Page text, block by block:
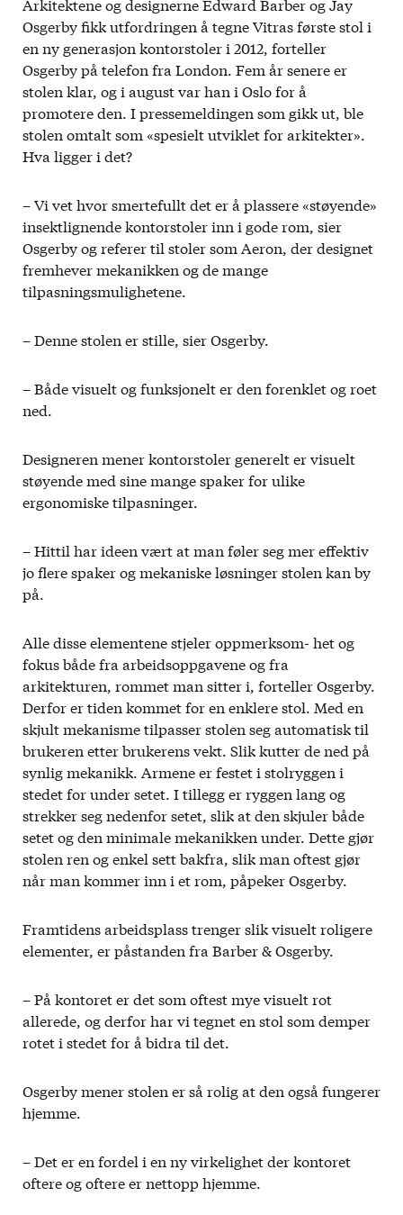
Osgerby fikk utfordringen å tegne Vitras første stol i
en ny generasjon kontorstoler i 2012, forteller
Osgerby på telefon fra London. Fem år senere er
stolen klar, og i august var han i Oslo for å
promotere den. I pressemeldingen som gikk ut, ble
stolen omtalt som «spesielt utviklet for arkitekter».
Hva ligger i det?
– Vi vet hvor smertefullt det er å plassere «støyende»
insektlignende kontorstoler inn i gode rom, sier
Osgerby og referer til stoler som Aeron, der designet
fremhever mekanikken og de mange
tilpasningsmulighetene.
– Denne stolen er stille, sier Osgerby.
– Både visuelt og funksjonelt er den forenklet og roet
ned.
Designeren mener kontorstoler generelt er visuelt
støyende med sine mange spaker for ulike
ergonomiske tilpasninger.
– Hittil har ideen vært at man føler seg mer effektiv
jo flere spaker og mekaniske løsninger stolen kan by
på.
Alle disse elementene stjeler oppmerksom- het og
fokus både fra arbeidsoppgavene og fra
arkitekturen, rommet man sitter i, forteller Osgerby.
Derfor er tiden kommet for en enklere stol. Med en
skjult mekanisme tilpasser stolen seg automatisk til
brukeren etter brukerens vekt. Slik kutter de ned på
synlig mekanikk. Armene er festet i stolryggen i
stedet for under setet. I tillegg er ryggen lang og
strekker seg nedenfor setet, slik at den skjuler både
setet og den minimale mekanikken under. Dette gjør
stolen ren og enkel sett bakfra, slik man oftest gjør
når man kommer inn i et rom, påpeker Osgerby.
Framtidens arbeidsplass trenger slik visuelt roligere
elementer, er påstanden fra Barber & Osgerby.
– På kontoret er det som oftest mye visuelt rot
allerede, og derfor har vi tegnet en stol som demper
rotet i stedet for å bidra til det.
Osgerby mener stolen er så rolig at den også fungerer
hjemme.
– Det er en fordel i en ny virkelighet der kontoret
oftere og oftere er nettopp hjemme.